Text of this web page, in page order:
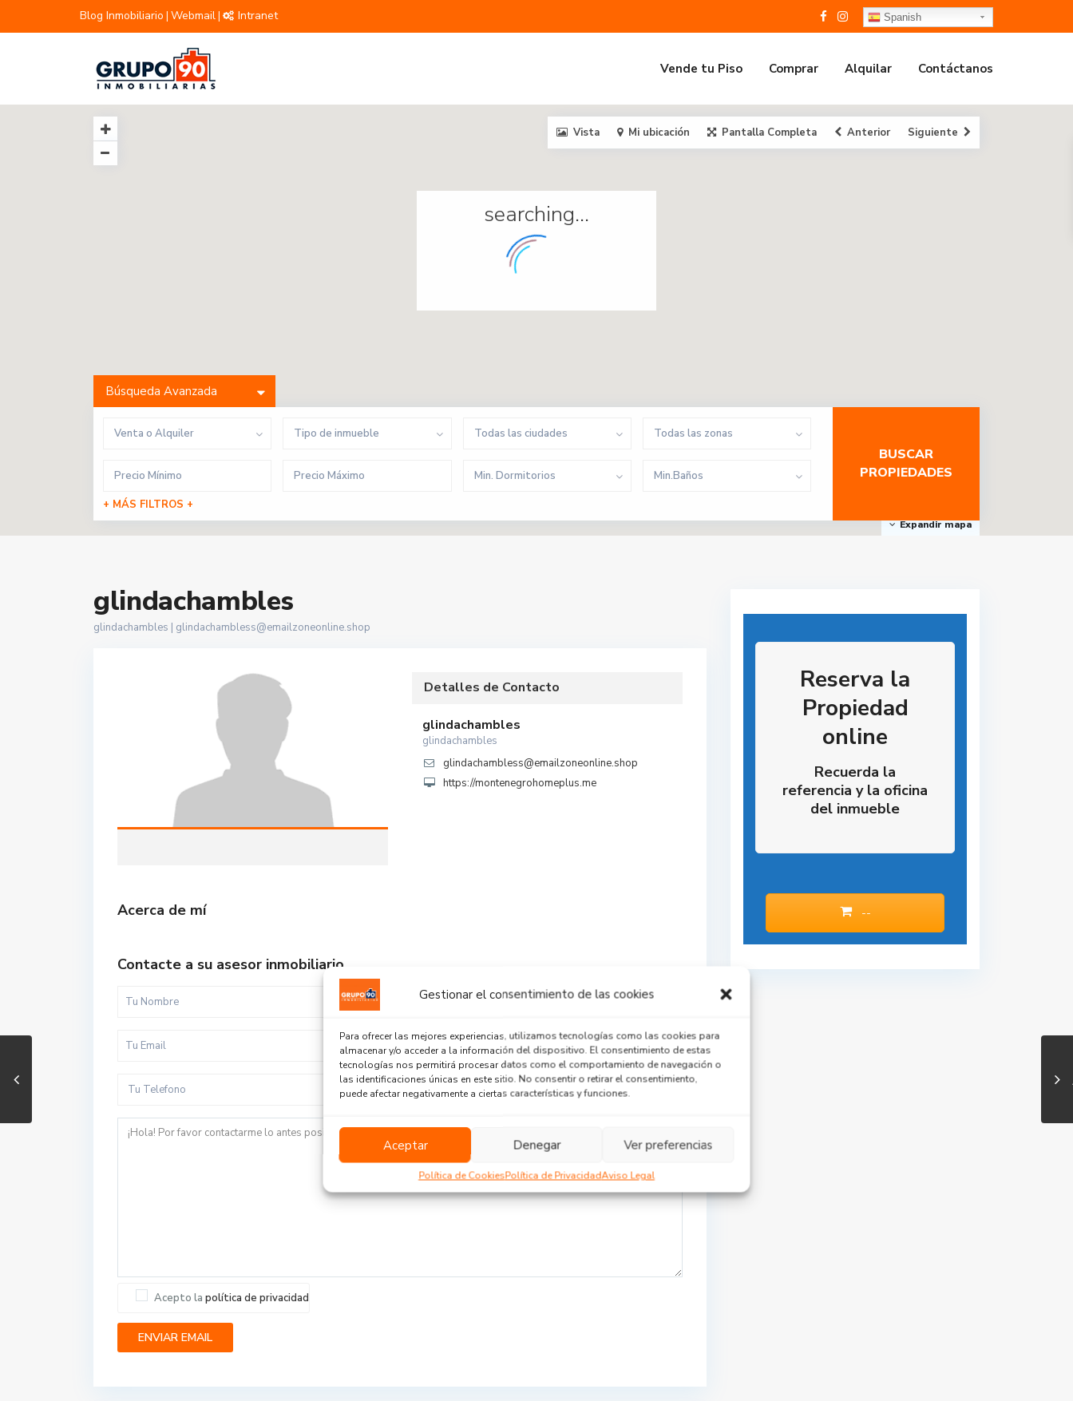
Gestionar el consentimiento de las cookies
Para ofrecer las mejores experiencias, utilizamos tecnologías como las cookies para
almacenar y/o acceder a la información del dispositivo. El consentimiento de estas
tecnologías nos permitirá procesar datos como el comportamiento de navegación o
las identificaciones únicas en este sitio. No consentir o retirar el consentimiento,
puede afectar negativamente a ciertas características y funciones.
Aceptar Denegar Ver preferencias
Política de CookiesPolítica de PrivacidadAviso Legal
Blog Inmobiliario | Webmail| Intranet Spanish
Vende tu Piso Comprar Alquilar Contáctanos
searching...
Expandir mapa
Vista Mi ubicación Pantalla Completa Anterior Siguiente
Búsqueda Avanzada
Venta o Alquiler Tipo de inmueble Todas las ciudades Todas las zonas
Min. Dormitorios
Min.Baños
+ MÁS FILTROS +
glindachambles
glindachambles | glindachambless@emailzoneonline.shop
Detalles de Contacto
glindachambles
glindachambles
glindachambless@emailzoneonline.shop
https://montenegrohomeplus.me
Acerca de mí
Contacte a su asesor inmobiliario
Acepto la política de privacidad
Reserva la
Propiedad
online
Recuerda la
referencia y la oficina
del inmueble
--